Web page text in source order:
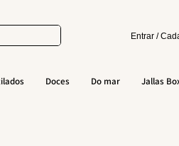
Entrar /
Doces Do mar Jallas